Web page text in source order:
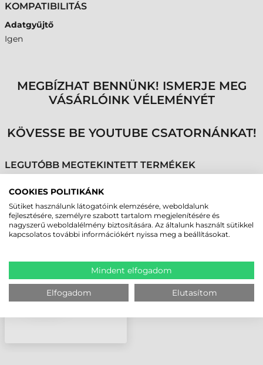
KOMPATIBILITÁS
Adatgyűjtő
Igen
MEGBÍZHAT BENNÜNK! ISMERJE MEG
VÁSÁRLÓINK VÉLEMÉNYÉT
KÖVESSE BE YOUTUBE CSATORNÁNKAT!
LEGUTÓBB MEGTEKINTETT TERMÉKEK
SYMBOL (MOTOROLA)
AKKUMULÁTOR, 4600
MAH, WT41N0
COOKIES POLITIKÁNK
Sütiket használunk látogatóink elemzésére, weboldalunk
fejlesztésére, személyre szabott tartalom megjelenítésére és
nagyszerű weboldalélmény biztosítására. Az általunk használt sütikkel
kapcsolatos további információkért nyissa meg a beállításokat.
Mindent elfogadom
Elfogadom Elutasítom